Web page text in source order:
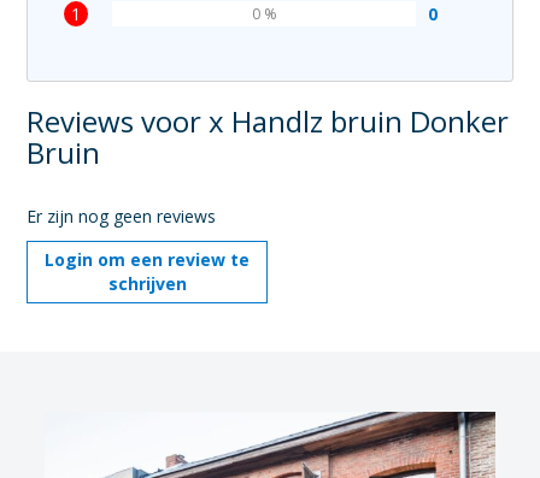
1 0
0 %
Reviews voor x Handlz bruin Donker
Bruin
Er zijn nog geen reviews
Login om een review te
schrijven